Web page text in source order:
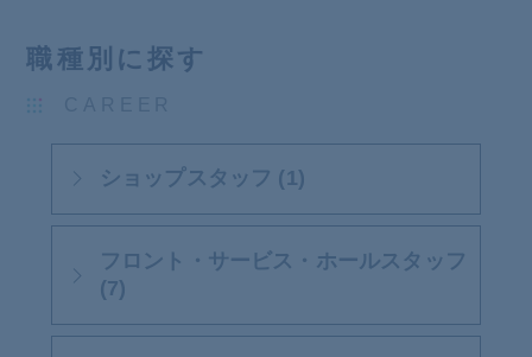
職種別に探す
ショップスタッフ (1)
フロント・サービス・ホールスタッフ
(7)